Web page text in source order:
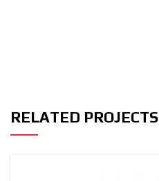
RELATED PROJECTS